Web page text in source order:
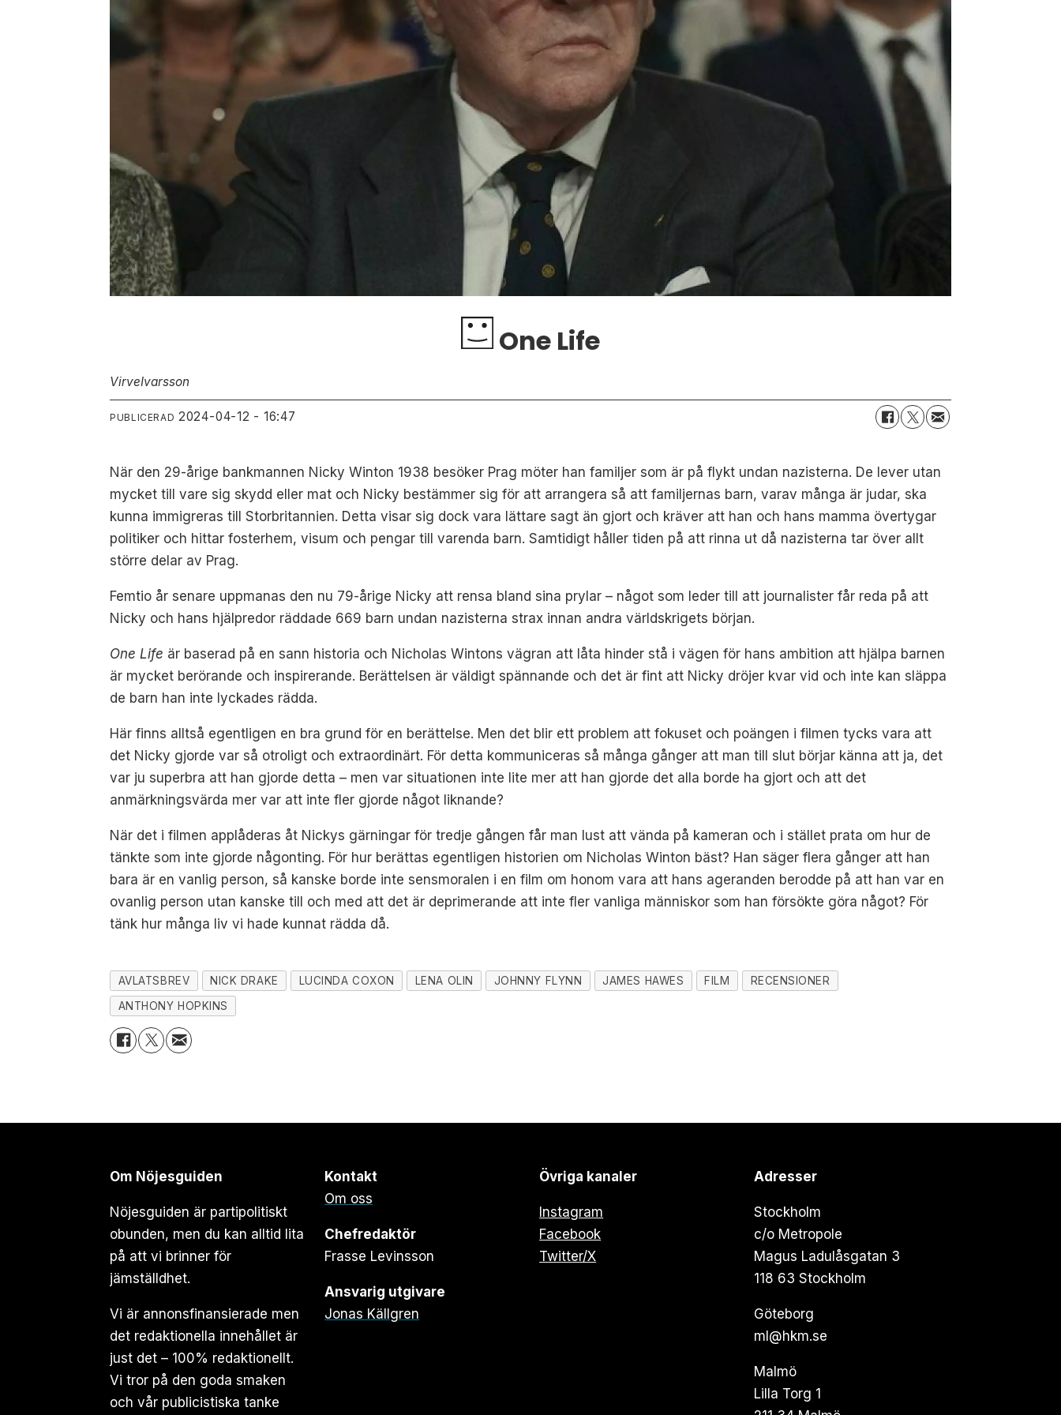
One Life
VirveIvarsson
PUBLICERAD 2024-04-12 - 16:47
När den 29-årige bankmannen Nicky Winton 1938 besöker Prag möter han familjer som är på flykt undan nazisterna. De lever utan
mycket till vare sig skydd eller mat och Nicky bestämmer sig för att arrangera så att familjernas barn, varav många är judar, ska
kunna immigreras till Storbritannien. Detta visar sig dock vara lättare sagt än gjort och kräver att han och hans mamma övertygar
politiker och hittar fosterhem, visum och pengar till varenda barn. Samtidigt håller tiden på att rinna ut då nazisterna tar över allt
större delar av Prag.
Femtio år senare uppmanas den nu 79-årige Nicky att rensa bland sina prylar – något som leder till att journalister får reda på att
Nicky och hans hjälpredor räddade 669 barn undan nazisterna strax innan andra världskrigets början.
One Life är baserad på en sann historia och Nicholas Wintons vägran att låta hinder stå i vägen för hans ambition att hjälpa barnen
är mycket berörande och inspirerande. Berättelsen är väldigt spännande och det är fint att Nicky dröjer kvar vid och inte kan släppa
de barn han inte lyckades rädda.
Här finns alltså egentligen en bra grund för en berättelse. Men det blir ett problem att fokuset och poängen i filmen tycks vara att
det Nicky gjorde var så otroligt och extraordinärt. För detta kommuniceras så många gånger att man till slut börjar känna att ja, det
var ju superbra att han gjorde detta – men var situationen inte lite mer att han gjorde det alla borde ha gjort och att det
anmärkningsvärda mer var att inte fler gjorde något liknande?
När det i filmen applåderas åt Nickys gärningar för tredje gången får man lust att vända på kameran och i stället prata om hur de
tänkte som inte gjorde någonting. För hur berättas egentligen historien om Nicholas Winton bäst? Han säger flera gånger att han
bara är en vanlig person, så kanske borde inte sensmoralen i en film om honom vara att hans ageranden berodde på att han var en
ovanlig person utan kanske till och med att det är deprimerande att inte fler vanliga människor som han försökte göra något? För
tänk hur många liv vi hade kunnat rädda då.
AVLATSBREV NICK DRAKE LUCINDA COXON LENA OLIN JOHNNY FLYNN JAMES HAWES FILM
RECENSIONER
ANTHONY HOPKINS
Om Nöjesguiden
Nöjesguiden är partipolitiskt
obunden, men du kan alltid lita
på att vi brinner för
jämställdhet.
Vi är annonsfinansierade men
det redaktionella innehållet är
just det – 100% redaktionellt.
Vi tror på den goda smaken
och vår publicistiska tanke
Kontakt
Om oss
Chefredaktör
Frasse Levinsson
Ansvarig utgivare
Jonas Källgren
Övriga kanaler
Instagram
Facebook
Twitter/X
Adresser
Stockholm
c/o Metropole
Magus Ladulåsgatan 3
118 63 Stockholm
Göteborg
ml@hkm.se
Malmö
Lilla Torg 1